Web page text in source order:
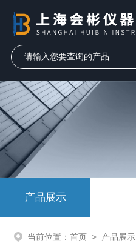
产品展示
当前位置： 首页 > 产品展示